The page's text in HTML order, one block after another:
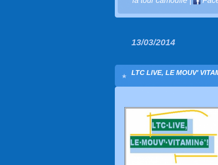
13/03/2014
LTC LIVE, LE MOUV'